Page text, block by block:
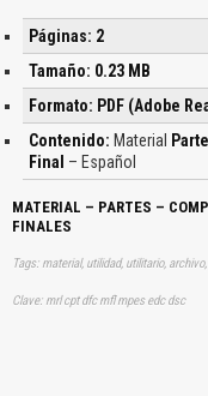
Páginas: 2
Tamaño: 0.23 MB
Formato: PDF (Adobe
Contenido: Material
Final – Español
MATERIAL – PARTES –
FINALES
Clave: mrl cpt dfc mfl mpes edc dsc